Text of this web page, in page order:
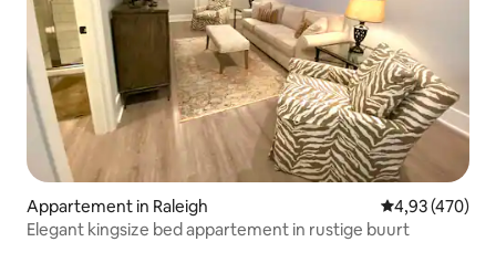
Appartement in Raleigh Gemiddelde
4,93 (470)
Elegant kingsize bed appartement in rustige buurt